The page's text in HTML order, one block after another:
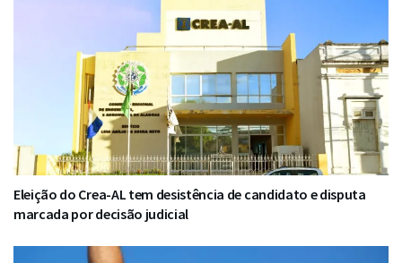
Eleição do Crea-AL tem desistência de candidato e disputa
marcada por decisão judicial